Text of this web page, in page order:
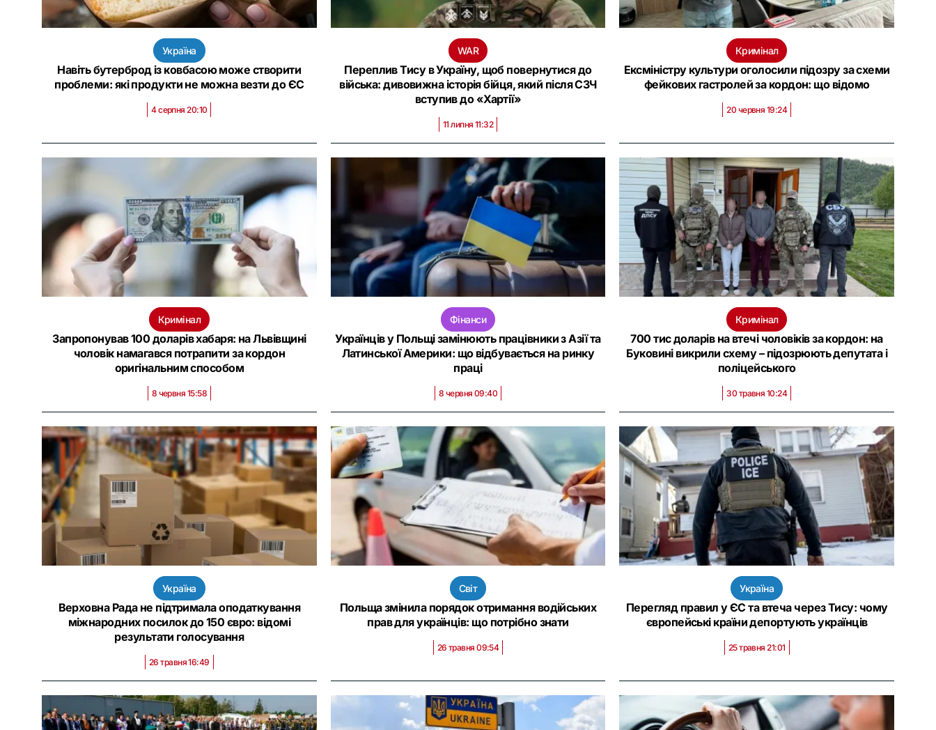
Україна
Навіть бутерброд із ковбасою може створити
проблеми: які продукти не можна везти до ЄС
4 серпня 20:10
WAR
Переплив Тису в Україну, щоб повернутися до
війська: дивовижна історія бійця, який після СЗЧ
вступив до «Хартії»
11 липня 11:32
Кримінал
Ексміністру культури оголосили підозру за схеми
фейкових гастролей за кордон: що відомо
20 червня 19:24
Кримінал
Запропонував 100 доларів хабаря: на Львівщині
чоловік намагався потрапити за кордон
оригінальним способом
8 червня 15:58
Фінанси
Українців у Польщі замінюють працівники з Азії та
Латинської Америки: що відбувається на ринку
праці
8 червня 09:40
Кримінал
700 тис доларів на втечі чоловіків за кордон: на
Буковині викрили схему – підозрюють депутата і
поліцейського
30 травня 10:24
Україна
Верховна Рада не підтримала оподаткування
міжнародних посилок до 150 євро: відомі
результати голосування
26 травня 16:49
Світ
Польща змінила порядок отримання водійських
прав для українців: що потрібно знати
26 травня 09:54
Україна
Перегляд правил у ЄС та втеча через Тису: чому
європейські країни депортують українців
25 травня 21:01